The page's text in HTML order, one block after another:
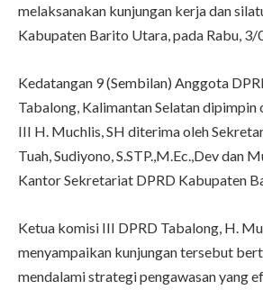
melaksanakan kunjungan kerja dan
Kabupaten Barito Utara, pada Rabu,
Kedatangan 9 (Sembilan) Anggota
Tabalong, Kalimantan Selatan dipimpin
III H. Muchlis, SH diterima oleh
Tuah, Sudiyono, S.STP.,M.Ec.,Dev dan
Kantor Sekretariat DPRD Kabupaten
Ketua komisi III DPRD Tabalong, H.
menyampaikan kunjungan tersebut
mendalami strategi pengawasan yang